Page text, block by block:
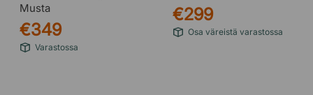
Musta
€349
Varastossa
€299
Osa väreistä varastossa